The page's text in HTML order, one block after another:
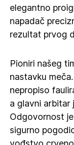
elegantno
napadač
rezultat prvog
Pioniri našeg
nastavku
nepropiso
a glavni arbitar
Odgovornost
sigurno